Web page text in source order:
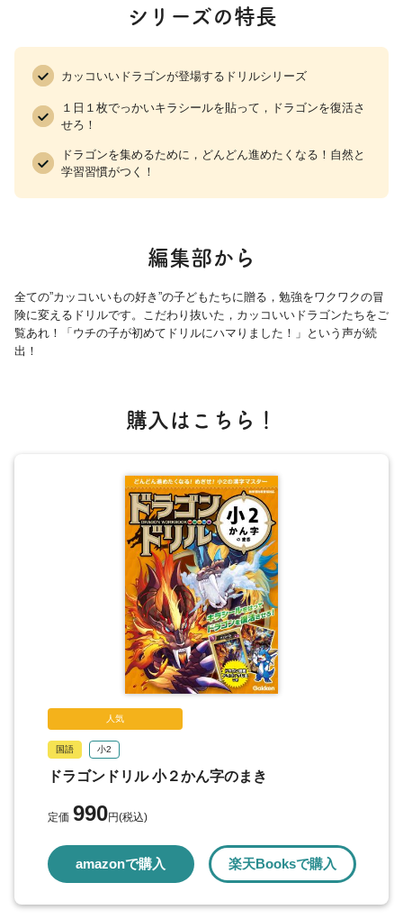
シリーズの特長
カッコいいドラゴンが登場するドリルシリーズ
１日１枚でっかいキラシールを貼って，ドラゴンを復活さ
せろ！
ドラゴンを集めるために，どんどん進めたくなる！自然と
学習習慣がつく！
編集部から
全ての”カッコいいもの好き”の子どもたちに贈る，勉強をワクワクの冒
険に変えるドリルです。こだわり抜いた，カッコいいドラゴンたちをご
覧あれ！「ウチの子が初めてドリルにハマりました！」という声が続
出！
購入はこちら！
人気
国語 小2
ドラゴンドリル 小２かん字のまき
定価 990円(税込)
amazonで購入 楽天Booksで購入